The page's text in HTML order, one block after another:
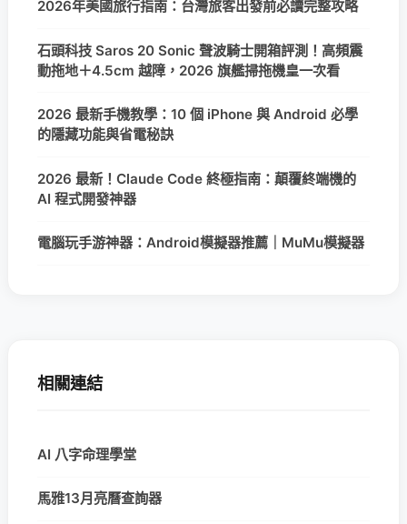
2026年美國旅行指南：台灣旅客出發前必讀完整攻略
石頭科技 Saros 20 Sonic 聲波騎士開箱評測！高頻震
動拖地＋4.5cm 越障，2026 旗艦掃拖機皇一次看
2026 最新手機教學：10 個 iPhone 與 Android 必學
的隱藏功能與省電秘訣
2026 最新！Claude Code 終極指南：顛覆終端機的
AI 程式開發神器
電腦玩手游神器：Android模擬器推薦｜MuMu模擬器
相關連結
AI 八字命理學堂
馬雅13月亮曆查詢器